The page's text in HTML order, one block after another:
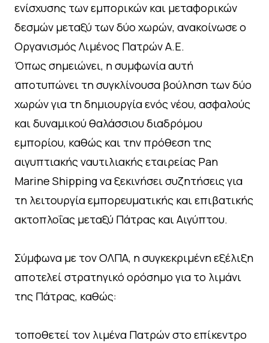
ενίσχυσης των εμπορικών και μεταφορικών
δεσμών μεταξύ των δύο χωρών, ανακοίνωσε ο
Οργανισμός Λιμένος Πατρών Α.Ε.
Όπως σημειώνει, η συμφωνία αυτή
αποτυπώνει τη συγκλίνουσα βούληση των δύο
χωρών για τη δημιουργία ενός νέου, ασφαλούς
και δυναμικού θαλάσσιου διαδρόμου
εμπορίου, καθώς και την πρόθεση της
αιγυπτιακής ναυτιλιακής εταιρείας Pan
Marine Shipping να ξεκινήσει συζητήσεις για
τη λειτουργία εμπορευματικής και επιβατικής
ακτοπλοΐας μεταξύ Πάτρας και Αιγύπτου.
Σύμφωνα με τον ΟΛΠΑ, η συγκεκριμένη εξέλιξη
αποτελεί στρατηγικό ορόσημο για το λιμάνι
της Πάτρας, καθώς:
τοποθετεί τον λιμένα Πατρών στο επίκεντρο